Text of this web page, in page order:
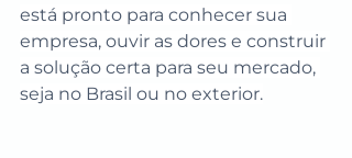
está pronto para conhecer sua
empresa, ouvir as dores e construir
a solução certa para seu mercado,
seja no Brasil ou no exterior.